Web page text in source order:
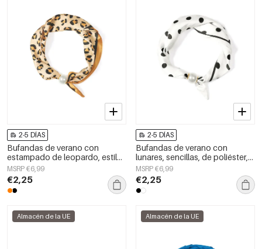
2-5 DÍAS
Bufandas de verano con
estampado de leopardo, estilo
casual, de poliéster, accesorios
para el día a día.
MSRP €6,99
€2,25
2-5 DÍAS
Bufandas de verano con
lunares, sencillas, de poliéster,
accesorios para el día a día.
MSRP €6,99
€2,25
Almacén de la UE Almacén de la UE